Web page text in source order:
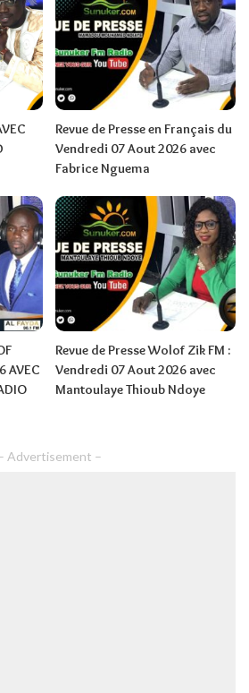
Revue de Presse en Français du
Vendredi 07 Aout 2026 avec
Fabrice Nguema
AVEC
Revue de Presse Wolof Zik FM :
Vendredi 07 Aout 2026 avec
Mantoulaye Thioub Ndoye
Advertisement –